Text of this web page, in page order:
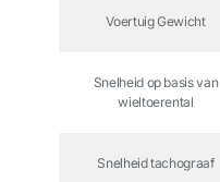
Voertuig Gewicht
Snelheid op basis van
wieltoerental
Snelheid tachograaf